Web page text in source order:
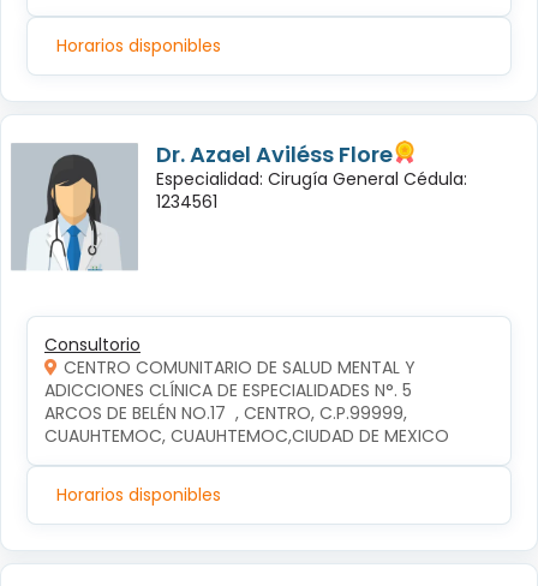
Horarios disponibles
Dr. Azael Aviléss Flore
Especialidad: Cirugía General Cédula:
1234561
Consultorio
CENTRO COMUNITARIO DE SALUD MENTAL Y
ADICCIONES CLÍNICA DE ESPECIALIDADES N°. 5
ARCOS DE BELÉN NO.17  , CENTRO, C.P.99999,
CUAUHTEMOC, CUAUHTEMOC,CIUDAD DE MEXICO
Horarios disponibles